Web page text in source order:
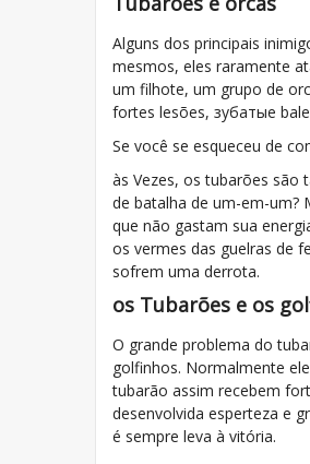
Alguns dos principais
mesmos, eles raramente
um filhote, um grupo de
fortes lesões, зубатые
Se você se esqueceu de
às Vezes, os tubarões
de batalha de um-em-um?
que não gastam sua
os vermes das guelras de
sofrem uma derrota.
os Tubarões e os
O grande problema do
golfinhos. Normalmente
tubarão assim recebem
desenvolvida esperteza e
é sempre leva à vitória.